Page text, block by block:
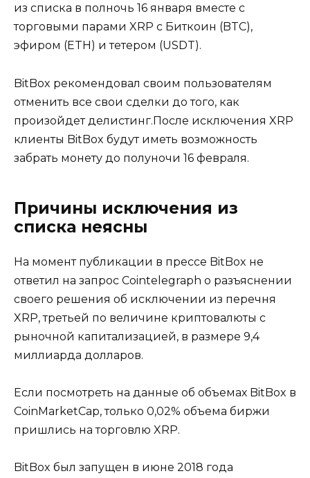
из списка в полночь 16 января вместе с
торговыми парами XRP с Биткоин (BTC),
эфиром (ETH) и тетером (USDT).
BitBox рекомендовал своим пользователям
отменить все свои сделки до того, как
произойдет делистинг.После исключения XRP
клиенты BitBox будут иметь возможность
забрать монету до полуночи 16 февраля.
Причины исключения из
списка неясны
На момент публикации в прессе BitBox не
ответил на запрос Cointelegraph о разъяснении
своего решения об исключении из перечня
XRP, третьей по величине криптовалюты с
рыночной капитализацией, в размере 9,4
миллиарда долларов.
Если посмотреть на данные об объемах BitBox в
CoinMarketCap, только 0,02% объема биржи
пришлись на торговлю XRP.
BitBox был запущен в июне 2018 года